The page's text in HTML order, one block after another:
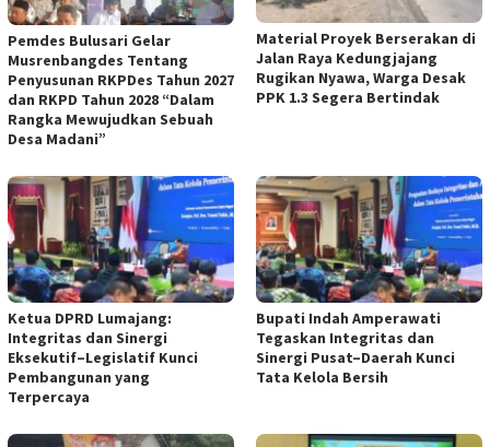
Pemdes Bulusari Gelar
Musrenbangdes Tentang
Penyusunan RKPDes Tahun 2027
dan RKPD Tahun 2028 “Dalam
Rangka Mewujudkan Sebuah
Desa Madani”
Material Proyek Berserakan di
Jalan Raya Kedungjajang
Rugikan Nyawa, Warga Desak
PPK 1.3 Segera Bertindak
Ketua DPRD Lumajang:
Integritas dan Sinergi
Eksekutif–Legislatif Kunci
Pembangunan yang
Terpercaya
Bupati Indah Amperawati
Tegaskan Integritas dan
Sinergi Pusat–Daerah Kunci
Tata Kelola Bersih